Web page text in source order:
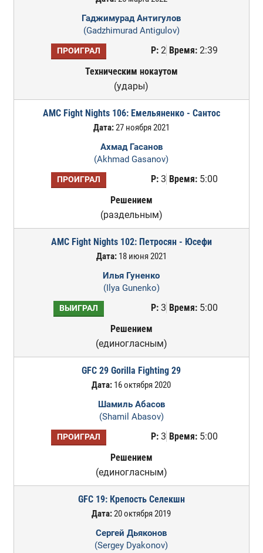
Гаджимурад Антигулов
(Gadzhimurad Antigulov)
ПРОИГРАЛ Р:2 Время:2:39
Техническим нокаутом
(удары)
AMC Fight Nights 106: Емельяненко - Сантос
Дата:27 ноября 2021
Ахмад Гасанов
(Akhmad Gasanov)
ПРОИГРАЛ Р:3 Время:5:00
Решением
(раздельным)
AMC Fight Nights 102: Петросян - Юсефи
Дата:18 июня 2021
Илья Гуненко
(Ilya Gunenko)
ВЫИГРАЛ Р:3 Время:5:00
Решением
(единогласным)
GFC 29 Gorilla Fighting 29
Дата: 16 октября 2020
Шамиль Абасов
(Shamil Abasov)
ПРОИГРАЛ Р:3 Время:5:00
Решением
(единогласным)
GFC 19: Крепость Селекшн
Дата:20 октября 2019
Сергей Дьяконов
(Sergey Dyakonov)